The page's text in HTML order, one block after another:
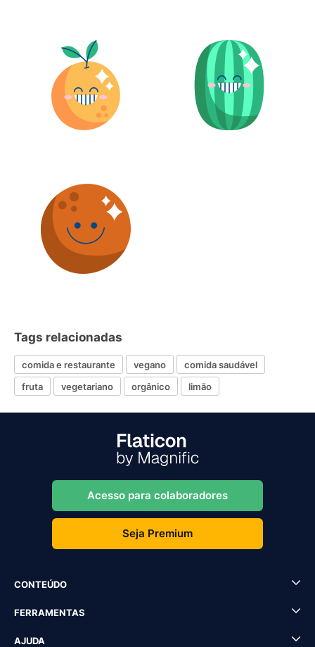
Tags relacionadas
comida e restaurante vegano
comida saudável
fruta
vegetariano orgânico limão
Acesso para colaboradores
Seja Premium
CONTEÚDO
FERRAMENTAS
AJUDA